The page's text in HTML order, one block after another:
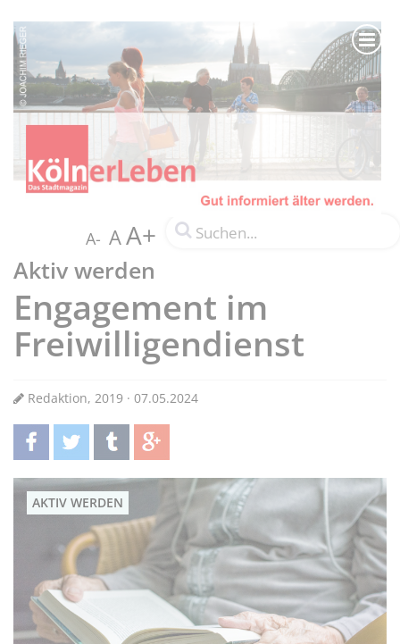
A- AA+
Aktiv werden
Engagement im
Freiwilligendienst
Redaktion, 2019 · 07.05.2024
teilentwittern teilen teilen
AKTIV WERDEN